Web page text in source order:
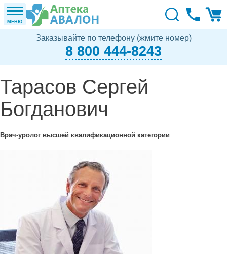
МЕНЮ
Заказывайте по телефону (жмите номер)
8 800 444-8243
Тарасов Сергей
Богданович
Врач-уролог высшей квалификационной категории